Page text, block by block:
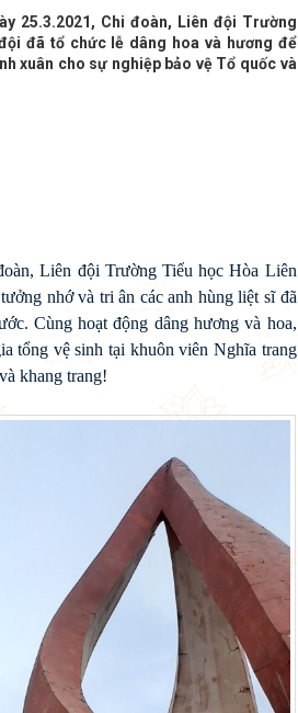
25.3.2021, Chi đoàn, Liên đội Trường
đã tổ chức lễ dâng hoa và hương để
xuân cho sự nghiệp bảo vệ Tổ quốc và
Liên đội Trường Tiểu học Hòa Liên
nhớ và tri ân các anh hùng liệt sĩ đã
Cùng hoạt động dâng hương và hoa,
tổng vệ sinh tại khuôn viên Nghĩa trang
khang trang!